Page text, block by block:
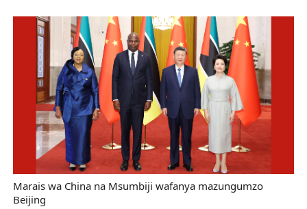
Marais wa China na Msumbiji wafanya mazungumzo
Beijing